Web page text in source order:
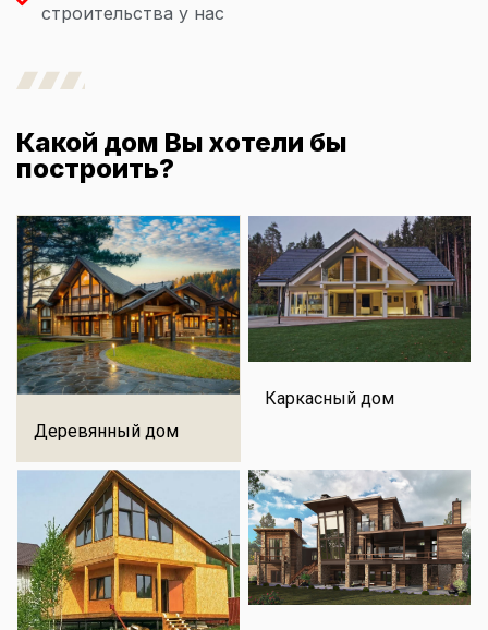
строительства у нас
Какой дом Вы хотели бы
построить?
Деревянный дом
Каркасный дом